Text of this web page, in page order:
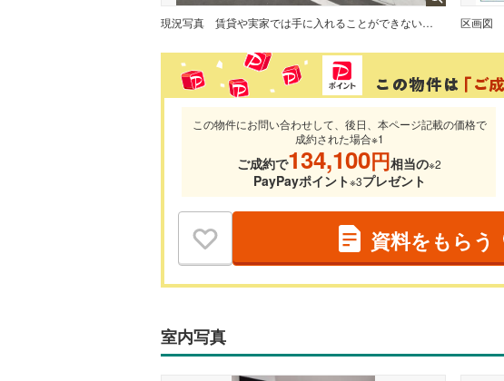
現況写真 賃貸や実家では手に入れることができない「あなただけの」特別なマイホームライフ。充実した毎日の暮らしを始めるのにぴったりなお家。 区画図
この物件にお問い合わせして、後日、本ページ記載の価格で
成約された場合※1
ご成約で134,100円相当の※2
PayPayポイント※3プレゼント
資料をもらう
室内写真